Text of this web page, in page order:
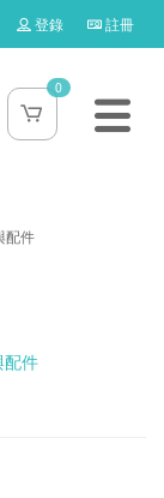
登錄 註冊
0
配件
配件